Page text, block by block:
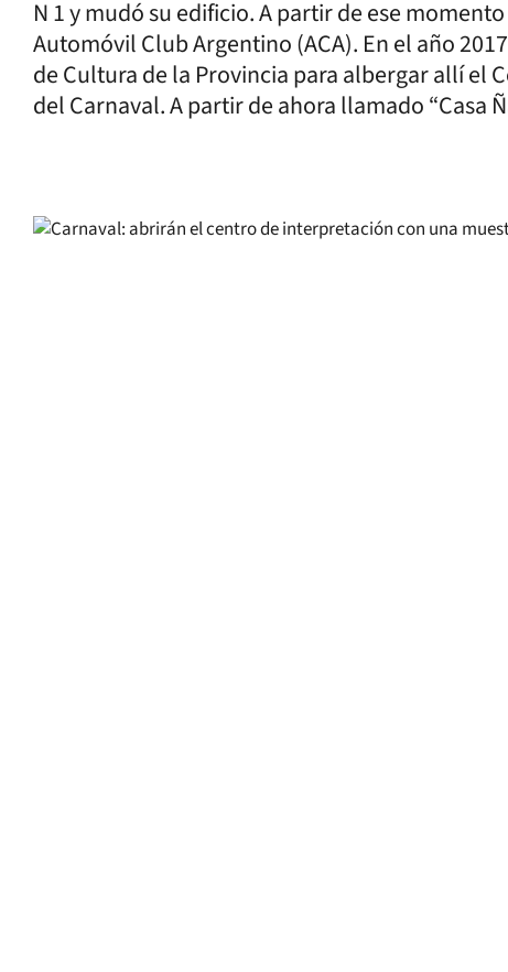
N 1 y mudó su edificio. A partir de ese
Automóvil Club Argentino (ACA). En el año
de Cultura de la Provincia para albergar allí el
del Carnaval. A partir de ahora llamado “Casa